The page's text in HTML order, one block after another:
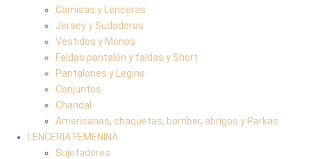
Camisas y Lenceras
Jersey y Sudaderas
Vestidos y Monos
Faldas pantalón y faldas y Short
Pantalones y Legins
Conjuntos
Chandal
Americanas, chaquetas, bomber, abrigos y Parkas
LENCERIA FEMENINA
Sujetadores